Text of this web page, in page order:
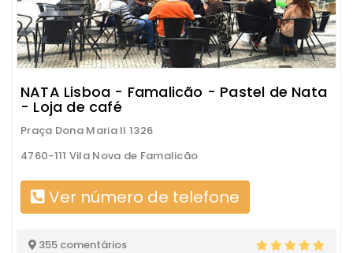
NATA Lisboa - Famalicão - Pastel de Nata
- Loja de café
Praça Dona Maria II 1326
4760-111 Vila Nova de Famalicão
Ver número de telefone
355 comentários